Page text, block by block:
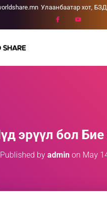
Улаанбаатар хот,
эрүүл бол Бие
Published by admin on May